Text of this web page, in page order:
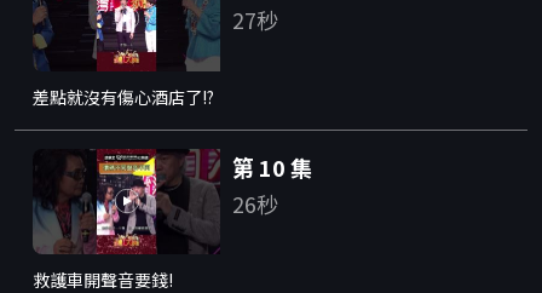
27秒
差點就沒有傷心酒店了!?
第 10 集
26秒
救護車開聲音要錢!